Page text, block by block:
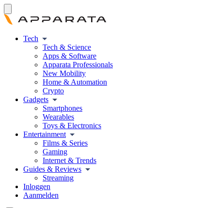
Tech
Tech & Science
Apps & Software
Apparata Professionals
New Mobility
Home & Automation
Crypto
Gadgets
Smartphones
Wearables
Toys & Electronics
Entertainment
Films & Series
Gaming
Internet & Trends
Guides & Reviews
Streaming
Inloggen
Aanmelden